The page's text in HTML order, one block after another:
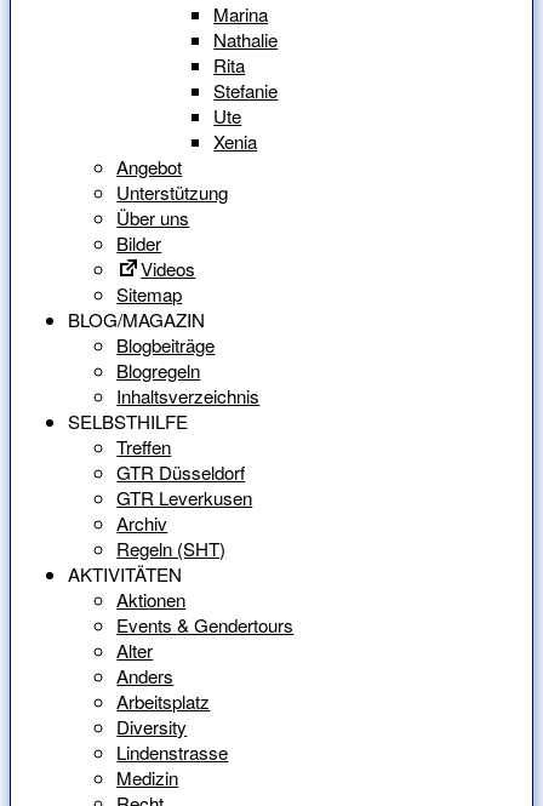
Marina
Nathalie
Rita
Stefanie
Ute
Xenia
Angebot
Unterstützung
Über uns
Bilder
Videos
Sitemap
BLOG/MAGAZIN
Blogbeiträge
Blogregeln
Inhaltsverzeichnis
SELBSTHILFE
Treffen
GTR Düsseldorf
GTR Leverkusen
Archiv
Regeln (SHT)
AKTIVITÄTEN
Aktionen
Events & Gendertours
Alter
Anders
Arbeitsplatz
Diversity
Lindenstrasse
Medizin